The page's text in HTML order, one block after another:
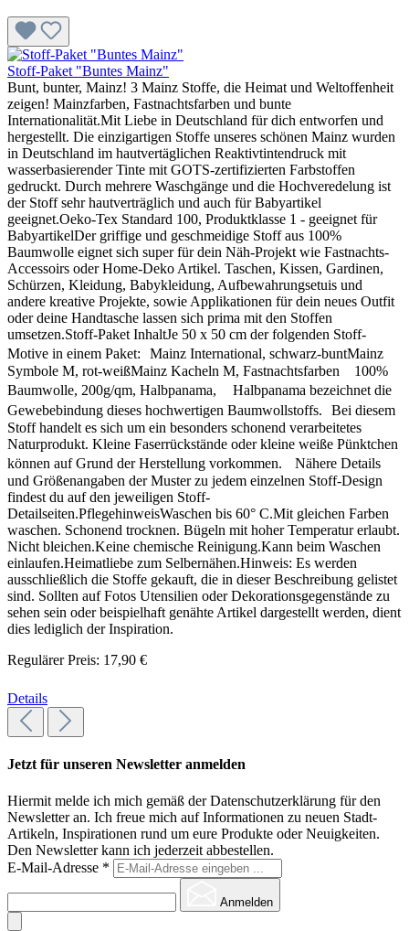
Stoff-Paket "Buntes Mainz"
Bunt, bunter, Mainz! 3 Mainz Stoffe, die Heimat und Weltoffenheit
zeigen! Mainzfarben, Fastnachtsfarben und bunte
Internationalität.Mit Liebe in Deutschland für dich entworfen und
hergestellt. Die einzigartigen Stoffe unseres schönen Mainz wurden
in Deutschland im hautvertäglichen Reaktivtintendruck mit
wasserbasierender Tinte mit GOTS-zertifizierten Farbstoffen
gedruckt. Durch mehrere Waschgänge und die Hochveredelung ist
der Stoff sehr hautverträglich und auch für Babyartikel
geeignet.Oeko-Tex Standard 100, Produktklasse 1 - geeignet für
BabyartikelDer griffige und geschmeidige Stoff aus 100%
Baumwolle eignet sich super für dein Näh-Projekt wie Fastnachts-
Accessoirs oder Home-Deko Artikel. Taschen, Kissen, Gardinen,
Schürzen, Kleidung, Babykleidung, Aufbewahrungsetuis und
andere kreative Projekte, sowie Applikationen für dein neues Outfit
oder deine Handtasche lassen sich prima mit den Stoffen
umsetzen.Stoff-Paket InhaltJe 50 x 50 cm der folgenden Stoff-
Motive in einem Paket: Mainz International, schwarz-buntMainz
Symbole M, rot-weißMainz Kacheln M, Fastnachtsfarben 100%
Baumwolle, 200g/qm, Halbpanama, Halbpanama bezeichnet die
Gewebebindung dieses hochwertigen Baumwollstoffs. Bei diesem
Stoff handelt es sich um ein besonders schonend verarbeitetes
Naturprodukt. Kleine Faserrückstände oder kleine weiße Pünktchen
können auf Grund der Herstellung vorkommen. Nähere Details
und Größenangaben der Muster zu jedem einzelnen Stoff-Design
findest du auf den jeweiligen Stoff-
Detailseiten.PflegehinweisWaschen bis 60° C.Mit gleichen Farben
waschen. Schonend trocknen. Bügeln mit hoher Temperatur erlaubt.
Nicht bleichen.Keine chemische Reinigung.Kann beim Waschen
einlaufen.Heimatliebe zum Selbernähen.Hinweis: Es werden
ausschließlich die Stoffe gekauft, die in dieser Beschreibung gelistet
sind. Sollten auf Fotos Utensilien oder Dekorationsgegenstände zu
sehen sein oder beispielhaft genähte Artikel dargestellt werden, dient
dies lediglich der Inspiration.
Regulärer Preis: 17,90 €
Details
Jetzt für unseren Newsletter anmelden
Hiermit melde ich mich gemäß der Datenschutzerklärung für den
Newsletter an. Ich freue mich auf Informationen zu neuen Stadt-
Artikeln, Inspirationen rund um eure Produkte oder Neuigkeiten.
Den Newsletter kann ich jederzeit abbestellen.
E-Mail-Adresse *
Anmelden